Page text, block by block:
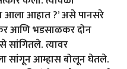
आला आहात ?’ असे पानसरे
आणि भडसाळकर दोन
सांगितले. त्यावर
सांगून आम्हास बोलून घेतले.